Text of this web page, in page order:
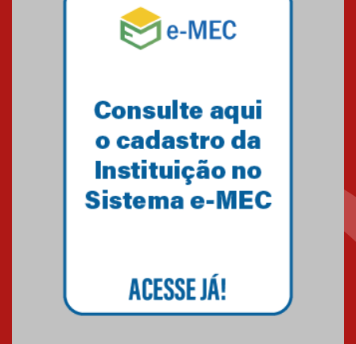
Mackenzie mobiliza campanha
solidária para apoiar famílias em
Minas Gerais
Primeiro culto do ano ressalta o
27.02.2026